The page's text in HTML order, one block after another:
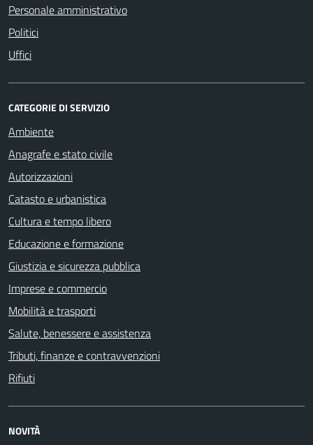
Personale amministrativo
Politici
Uffici
CATEGORIE DI SERVIZIO
Ambiente
Anagrafe e stato civile
Autorizzazioni
Catasto e urbanistica
Cultura e tempo libero
Educazione e formazione
Giustizia e sicurezza pubblica
Imprese e commercio
Mobilità e trasporti
Salute, benessere e assistenza
Tributi, finanze e contravvenzioni
Rifiuti
NOVITÀ